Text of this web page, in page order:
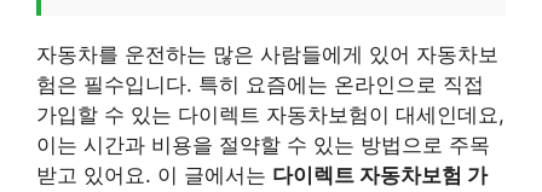
자동차를 운전하는 많은 사람들에게 있어 자동차보
험은 필수입니다. 특히 요즘에는 온라인으로 직접
가입할 수 있는 다이렉트 자동차보험이 대세인데요,
이는 시간과 비용을 절약할 수 있는 방법으로 주목
받고 있어요. 이 글에서는 다이렉트 자동차보험 가